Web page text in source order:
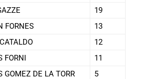
19
FORNES
13
12
FORNI
11
GOMEZ DE LA TORR
5